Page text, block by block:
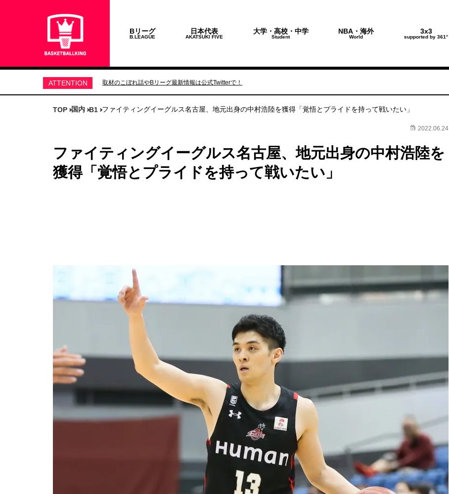
Bリーグ
B.LEAGUE
日本代表
AKATSUKI FIVE
大学・高校・中学
Student
NBA・海外
World
3x3
supported by 361°
ATTENTION 取材のこぼれ話やBリーグ最新情報は公式Twitterで！
TOP 国内 B1 ファイティングイーグルス名古屋、地元出身の中村浩陸を獲得「覚悟とプライドを持って戦いたい」
2022.06.24
ファイティングイーグルス名古屋、地元出身の中村浩陸を
獲得「覚悟とプライドを持って戦いたい」